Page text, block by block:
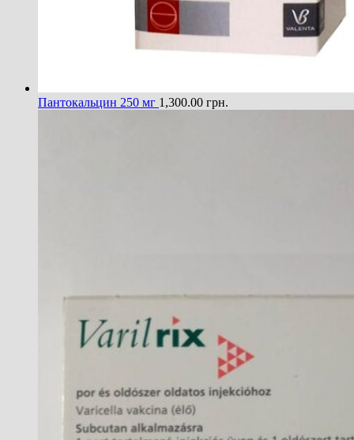
Пантокальцин 250 мг 1,300.00 грн.